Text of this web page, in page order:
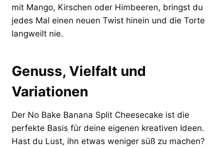
mit Mango, Kirschen oder Himbeeren, bringst du
jedes Mal einen neuen Twist hinein und die Torte
langweilt nie.
Genuss, Vielfalt und
Variationen
Der No Bake Banana Split Cheesecake ist die
perfekte Basis für deine eigenen kreativen Ideen.
Hast du Lust, ihn etwas weniger süß zu machen?